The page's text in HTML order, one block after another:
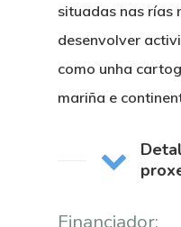
situadas nas rías
desenvolver
como unha
mariña e
Financiador: